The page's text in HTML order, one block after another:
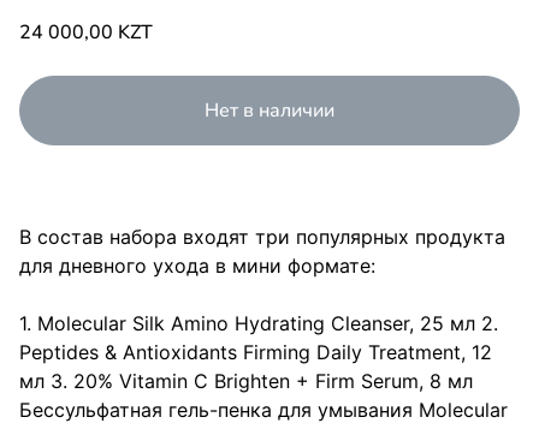
24 000,00 KZT
Нет в наличии
В состав набора входят три популярных продукта
для дневного ухода в мини формате:
1. Molecular Silk Amino Hydrating Cleanser, 25 мл 2.
Peptides & Antioxidants Firming Daily Treatment, 12
мл 3. 20% Vitamin C Brighten + Firm Serum, 8 мл
Бессульфатная гель-пенка для умывания Molecular